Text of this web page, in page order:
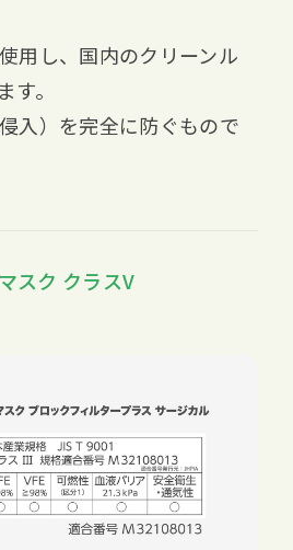
用し、国内のクリーンル
す。
入）を完全に防ぐもので
スク クラスV